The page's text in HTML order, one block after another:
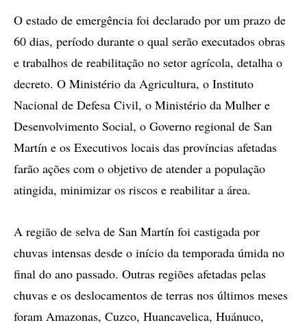
O estado de emergência foi declarado por um prazo de
60 dias, período durante o qual serão executados obras
e trabalhos de reabilitação no setor agrícola, detalha o
decreto. O Ministério da Agricultura, o Instituto
Nacional de Defesa Civil, o Ministério da Mulher e
Desenvolvimento Social, o Governo regional de San
Martín e os Executivos locais das províncias afetadas
farão ações com o objetivo de atender a população
atingida, minimizar os riscos e reabilitar a área.
A região de selva de San Martín foi castigada por
chuvas intensas desde o início da temporada úmida no
final do ano passado. Outras regiões afetadas pelas
chuvas e os deslocamentos de terras nos últimos meses
foram Amazonas, Cuzco, Huancavelica, Huánuco,